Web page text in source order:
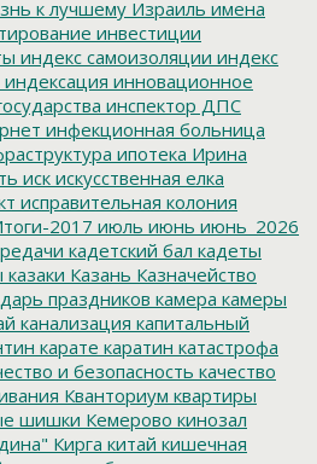
к лучшему Израиль имена
инвестиции
индекс самоизоляции индекс
индексация инновационное
инспектор ДПС
инфекционная больница
ипотека Ирина
иск искусственная елка
исправительная колония
2017 июль июнь июнь_2026
кадетский бал кадеты
казаки Казань Казначейство
праздников камера камеры
канализация капитальный
карате каратин катастрофа
и безопасность качество
Кванториум квартиры
шишки Кемерово кинозал
Кирга китай кишечная